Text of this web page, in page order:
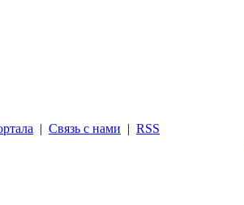
| Связь с нами | RSS